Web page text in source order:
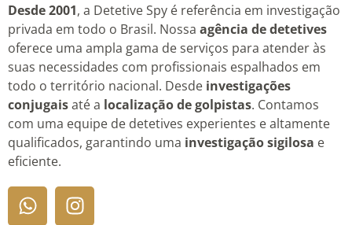
Desde 2001, a Detetive Spy é referência em investigação
privada em todo o Brasil. Nossa agência de detetives
oferece uma ampla gama de serviços para atender às
suas necessidades com profissionais espalhados em
todo o território nacional. Desde investigações
conjugaisaté a localização de golpistas. Contamos
com uma equipe de detetives experientes e altamente
qualificados, garantindo uma investigação sigilosa e
eficiente.